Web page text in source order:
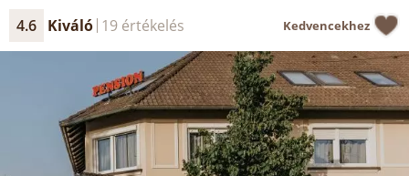
4.6 Kiváló 19 értékelés Kedvencekhez